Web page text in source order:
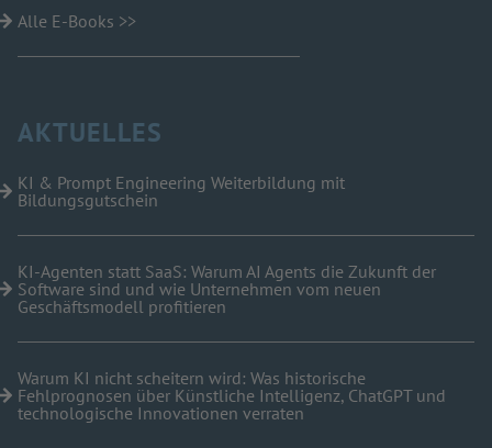
Alle E-Books >>
AKTUELLES
KI & Prompt Engineering Weiterbildung mit
Bildungsgutschein
KI-Agenten statt SaaS: Warum AI Agents die Zukunft der
Software sind und wie Unternehmen vom neuen
Geschäftsmodell profitieren
Warum KI nicht scheitern wird: Was historische
Fehlprognosen über Künstliche Intelligenz, ChatGPT und
technologische Innovationen verraten